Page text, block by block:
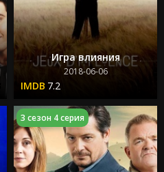
Игра влияния
2018-06-06
7.2
3 сезон 4 серия